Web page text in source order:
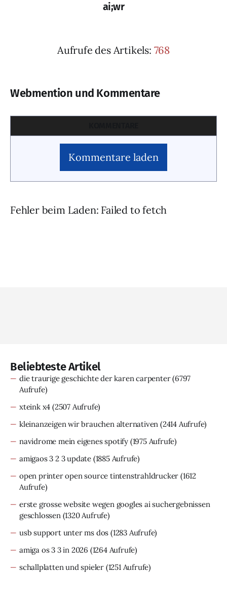
ai;wr
Aufrufe des Artikels: 768
Webmention und Kommentare
Kommentare laden
Fehler beim Laden: Failed to fetch
Beliebteste Artikel
die traurige geschichte der karen carpenter(6797
Aufrufe)
xteink x4 (2507 Aufrufe)
kleinanzeigen wir brauchen alternativen (2414 Aufrufe)
navidrome mein eigenes spotify (1975 Aufrufe)
amigaos 3 2 3 update (1885 Aufrufe)
open printer open source tintenstrahldrucker (1612
Aufrufe)
erste grosse website wegen googles ai suchergebnissen
geschlossen(1320 Aufrufe)
usb support unter ms dos (1283 Aufrufe)
amiga os 3 3 in 2026 (1264 Aufrufe)
schallplatten und spieler (1251 Aufrufe)